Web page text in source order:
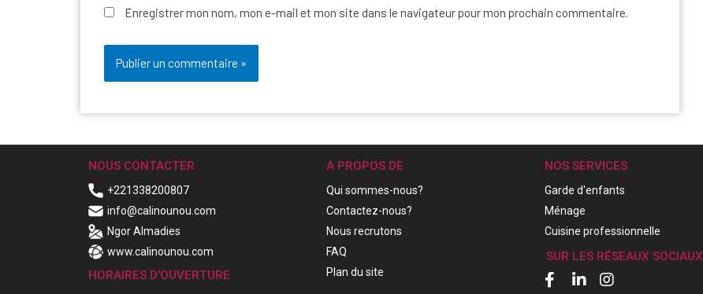
Enregistrer mon nom, mon e-mail et mon site dans le navigateur pour mon prochain commentaire.
NOUS CONTACTER
+221338200807
info@calinounou.com
Ngor Almadies
www.calinounou.com
HORAIRES D'OUVERTURE
A PROPOS DE
Qui sommes-nous?
Contactez-nous?
Nous recrutons
FAQ
Plan du site
NOS SERVICES
Garde d'enfants
Ménage
Cuisine professionnelle
SUR LES RÉSEAUX SOCIAUX